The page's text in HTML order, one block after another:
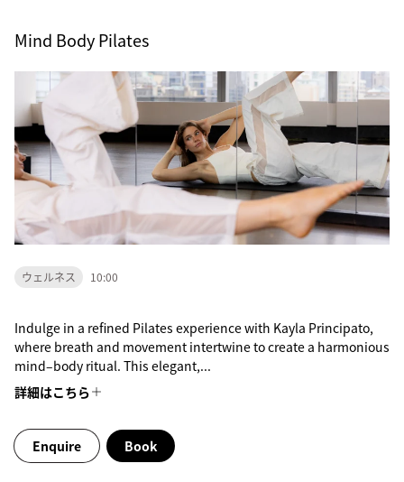
Mind Body Pilates
ウェルネス 10:00
Indulge in a refined Pilates experience with Kayla Principato,
where breath and movement intertwine to create a harmonious
mind–body ritual. This elegant,...
詳細はこちら
Enquire Book